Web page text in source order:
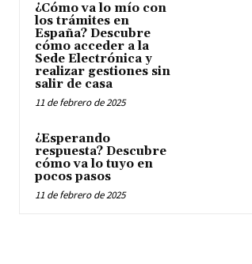
¿Cómo va lo mío con
los trámites en
España? Descubre
cómo acceder a la
Sede Electrónica y
realizar gestiones sin
salir de casa
11 de febrero de 2025
¿Esperando
respuesta? Descubre
cómo va lo tuyo en
pocos pasos
11 de febrero de 2025